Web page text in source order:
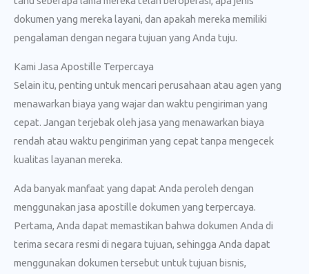
dokumen yang mereka layani, dan apakah mereka memiliki
pengalaman dengan negara tujuan yang Anda tuju.
Kami Jasa Apostille Terpercaya
Selain itu, penting untuk mencari perusahaan atau agen yang
menawarkan biaya yang wajar dan waktu pengiriman yang
cepat. Jangan terjebak oleh jasa yang menawarkan biaya
rendah atau waktu pengiriman yang cepat tanpa mengecek
kualitas layanan mereka.
Ada banyak manfaat yang dapat Anda peroleh dengan
menggunakan jasa apostille dokumen yang terpercaya.
Pertama, Anda dapat memastikan bahwa dokumen Anda di
terima secara resmi di negara tujuan, sehingga Anda dapat
menggunakan dokumen tersebut untuk tujuan bisnis,